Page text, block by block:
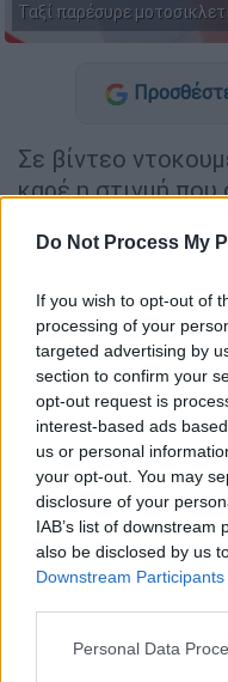
Do Not Process My
If you wish to opt-out of
processing of your
targeted advertising by
section to confirm your
opt-out request is
interest-based ads
us or personal
your opt-out. You may
disclosure of your
IAB’s list of
also be disclosed by us
Downstream Participants
Please note that this
Personal Data
Ταξί παρέσυρε
Σε βίντεο
καρέ η στιγμή που
Μεταξουργείο .
Θεμοπυλών, όταν
στη δεξιά
οδηγό.
«Δεν έτρεχα,
προκειμένου να
στην άκρη κοντά
με φόρα και με
ταξί μπαίνει
αριστερή λωρίδα,
στην οδό
κοπάνησε. Με